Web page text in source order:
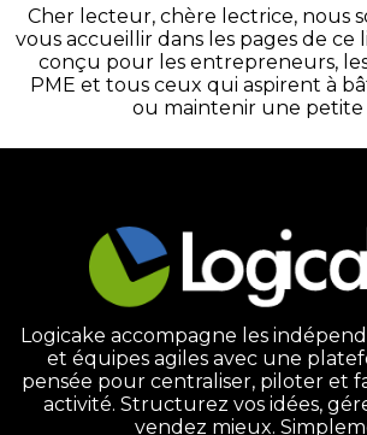
Cher lecteur, chère lectrice, nous
vous accueillir dans les pages de ce
conçu pour les entrepreneurs,
PME et tous ceux qui aspirent à
ou maintenir une petite
Logicake accompagne les
et équipes agiles avec une
pensée pour centraliser, piloter et
activité. Structurez vos idées,
vendez mieux.